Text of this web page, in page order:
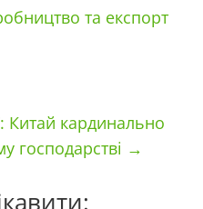
та експорт
Китай кардинально
господарстві →